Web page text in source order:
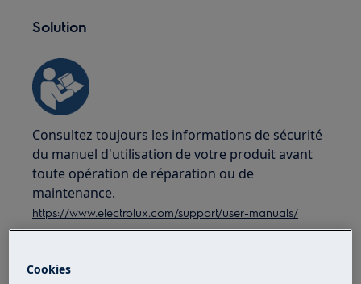
Solution
Consultez toujours les informations de sécurité
du manuel d'utilisation de votre produit avant
toute opération de réparation ou de
maintenance.
https://www.electrolux.com/support/user-manuals/
Cookies